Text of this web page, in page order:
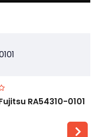
RA54310-0101